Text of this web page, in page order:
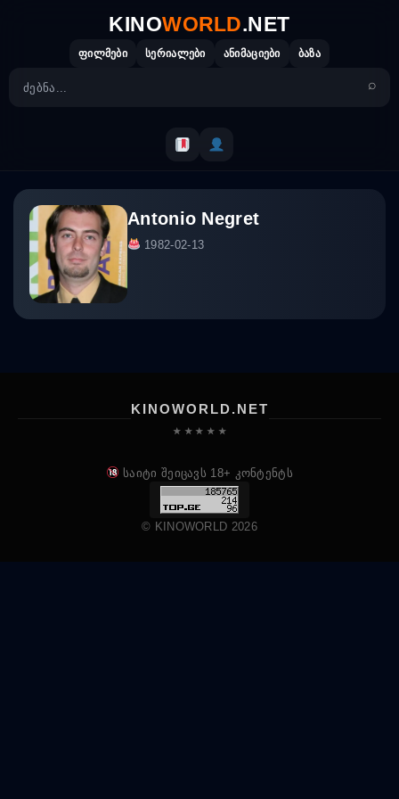
KINOWORLD.NET
ფილმები სერიალები ანიმაციები ბაზა
Antonio Negret
1982-02-13
KINOWORLD.NET
★ ★ ★ ★ ★
საიტი შეიცავს 18+ კონტენტს
© KINOWORLD 2026